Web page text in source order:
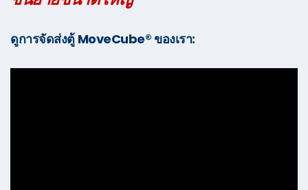
ดูการจัดส่งตู้ MoveCube® ของเรา: